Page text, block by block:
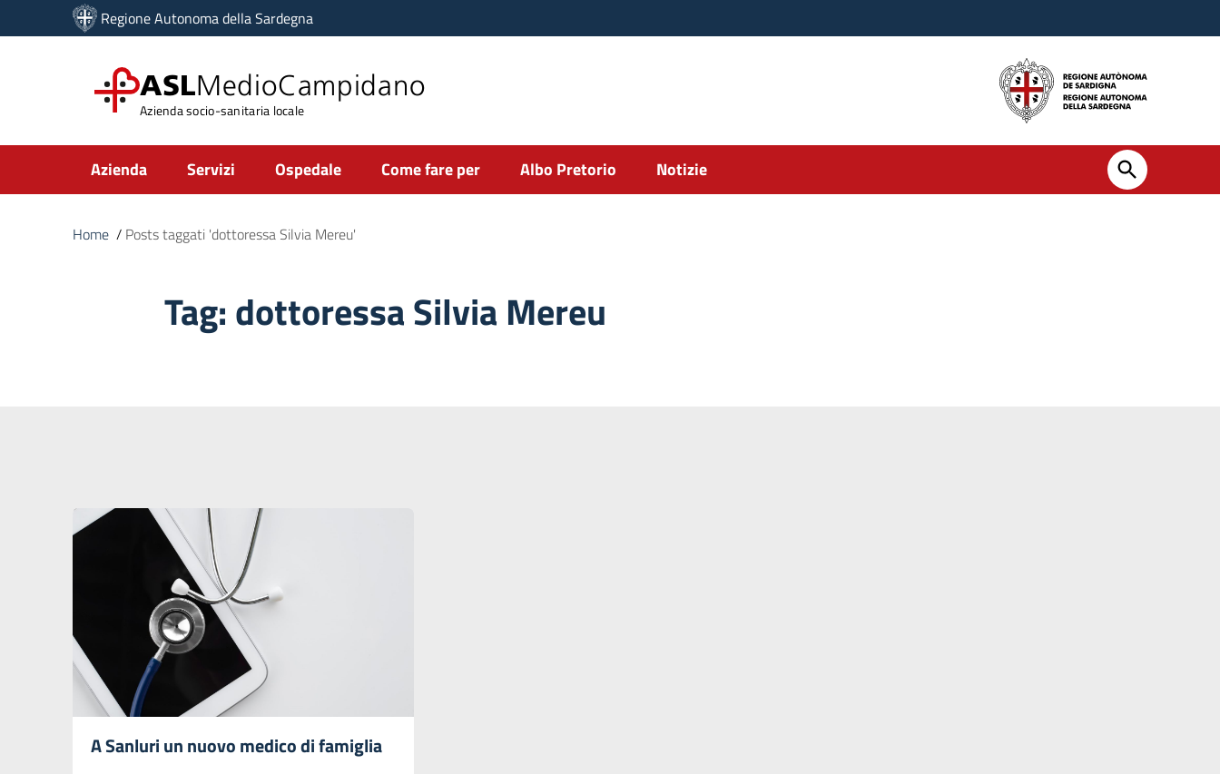
Vai ai contenuti
Vai al menu di navigazione
Regione Autonoma della Sardegna
ASLMedioCampidano
Azienda socio-sanitaria locale
Submenu
Azienda Servizi Ospedale Come fare per Albo Pretorio Notizie
Home / Posts taggati 'dottoressa Silvia Mereu'
Tag:dottoressa Silvia Mereu
A Sanluri un nuovo medico di famiglia